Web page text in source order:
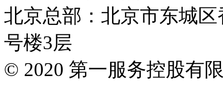
北京总部：北京市东城
号楼3层
© 2020 第一服务控股有